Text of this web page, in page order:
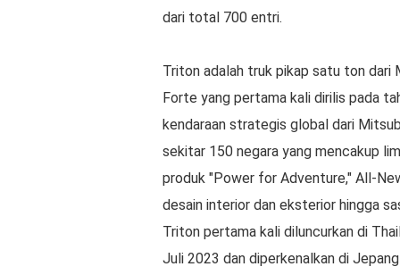
dari total 700 entri.
Triton adalah truk pikap satu ton dari
Forte yang pertama kali dirilis pada
kendaraan strategis global dari
sekitar 150 negara yang mencakup
produk "Power for Adventure," All-
desain interior dan eksterior hingga
Triton pertama kali diluncurkan di
Juli 2023 dan diperkenalkan di